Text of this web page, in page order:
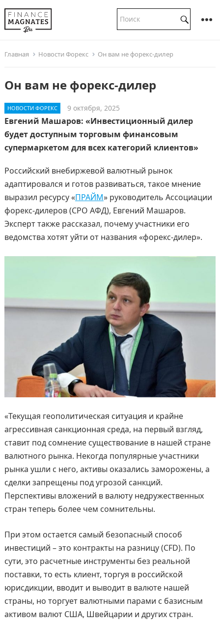
Главная Новости Форекс Он вам не форекс-дилер
Он вам не форекс-дилер
НОВОСТИ ФОРЕКС 9 октября, 2025
Евгений Машаров: «Инвестиционный дилер
будет доступным торговым финансовым
супермаркетом для всех категорий клиентов»
Российский внебиржевой валютный рынок
адаптировался и готов развиваться, такое мнение
выразил ресурсу «ПРАЙМ» руководитель Ассоциации
форекс-дилеров (СРО АФД), Евгений Машаров.
Эксперт также рассказал, почему участники его
ведомства хотят уйти от названия «форекс-дилер».
«Текущая геополитическая ситуация и крайне
агрессивная санкционная среда, на первый взгляд,
ставит под сомнение существование в нашей стране
валютного рынка. Некогда популярные участники
рынка ушли с него, активы оказались заморожены, а
сделки запрещены под угрозой санкций.
Перспективы вложений в валюту недружественных
стран теперь более чем сомнительны.
При этом остается самый безопасный способ
инвестиций – это контракты на разницу (CFD). По
сути, это расчетные инструменты без реальной
поставки, то есть клиент, торгуя в российской
юрисдикции, вводит и выводит в валюте нашей
страны, но торгует валютными парами с базисным
активом валют США, Швейцарии и других стран.